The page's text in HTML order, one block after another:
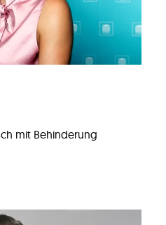
mit Behinderung